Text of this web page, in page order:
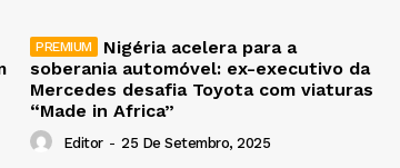
Nigéria acelera para a
soberania automóvel: ex-executivo da
Mercedes desafia Toyota com viaturas
“Made in Africa”
Editor - 25 De Setembro, 2025